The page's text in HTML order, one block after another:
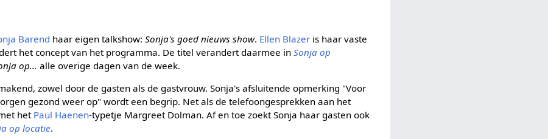
Barend haar eigen talkshow:Sonja's goed nieuws show. Ellen Blazer is haar vaste
het concept van het programma. De titel verandert daarmee inSonja op
op... alle overige dagen van de week.
zowel door de gasten als de gastvrouw. Sonja's afsluitende opmerking "Voor
gezond weer op" wordt een begrip. Net als de telefoongesprekken aan het
het Paul Haenen-typetje Margreet Dolman. Af en toe zoekt Sonja haar gasten ook
op locatie.